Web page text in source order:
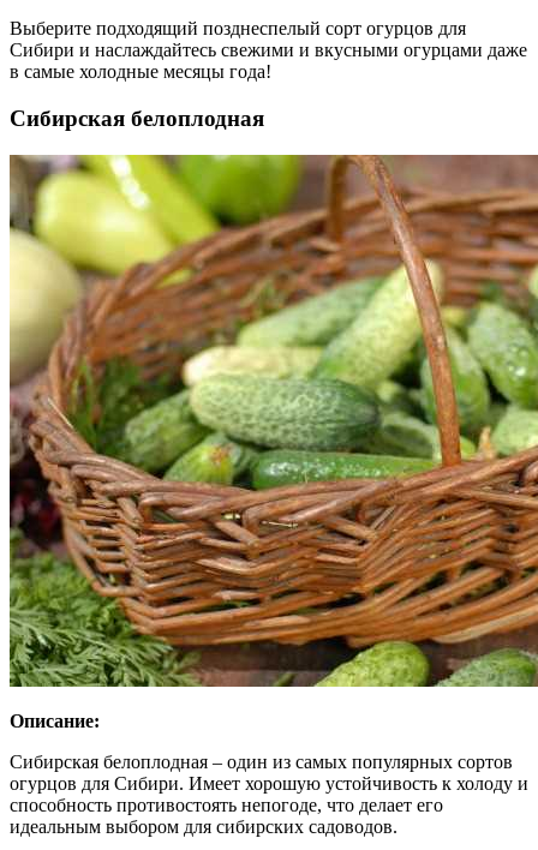
Выберите подходящий позднеспелый сорт огурцов для
Сибири и наслаждайтесь свежими и вкусными огурцами даже
в самые холодные месяцы года!
Сибирская белоплодная
Описание:
Сибирская белоплодная – один из самых популярных сортов
огурцов для Сибири. Имеет хорошую устойчивость к холоду и
способность противостоять непогоде, что делает его
идеальным выбором для сибирских садоводов.